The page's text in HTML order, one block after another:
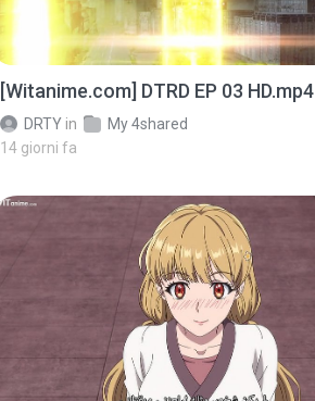
[Witanime.com] DTRD EP 03 HD.mp4
DRTY in
My 4shared
14 giorni fa